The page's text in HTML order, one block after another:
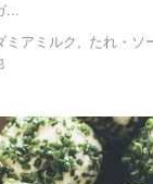
ミアミルク
たれ・ソ